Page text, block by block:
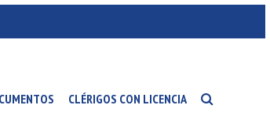
CLÉRIGOS CON LICENCIA